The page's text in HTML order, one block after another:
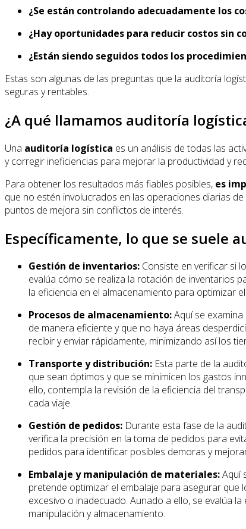
¿Se están controlando adecuadamente los
¿Hay oportunidades para reducir costos sin
¿Están siendo seguidos todos los
Estas son algunas de las preguntas que la auditoría
seguras y rentables.
¿A qué llamamos auditoría
Una auditoría logística es un análisis de todas las
y corregir ineficiencias para mejorar la productividad y
Para obtener los resultados más fiables posibles, es
que no estén involucrados en las operaciones diarias de
puntos de mejora sin conflictos de interés.
Específicamente, lo que se suele
Gestión de inventarios: Consiste en verificar si
evalúa cómo se realiza la rotación de inventarios
la eficiencia en el almacenamiento para optimizar
Procesos de almacenamiento:Aquí se
de manera eficiente y que no haya áreas
recibir y enviar rápidamente, minimizando así los
Transporte y distribución: Esta parte de la
que sean óptimos y que se minimicen los gastos
ello, contempla la revisión de la eficiencia del
cada viaje.
Gestión de pedidos: Durante esta fase de la
verifica la precisión en la toma de pedidos para
pedidos para identificar posibles demoras y
Embalaje y manipulación de materiales:Aquí
pretende optimizar el embalaje para asegurar
excesivo o inadecuado. Aunado a ello, se evalúa
manipulación y almacenamiento.